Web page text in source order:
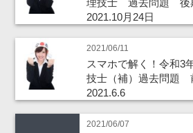
理技士 過去問題 後
2021.10月24日
2021/06/11
スマホで解く！令和3
技士（補）過去問題
2021.6.6
2021/06/07